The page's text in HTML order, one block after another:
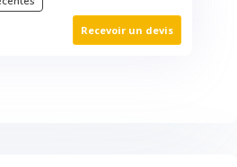
Recevoir un devis